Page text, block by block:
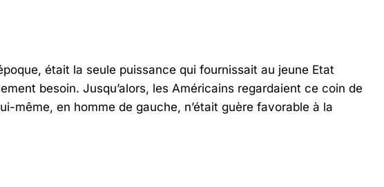
était la seule puissance qui fournissait au jeune Etat
besoin. Jusqu’alors, les Américains regardaient ce coin de
même, en homme de gauche, n’était guère favorable à la